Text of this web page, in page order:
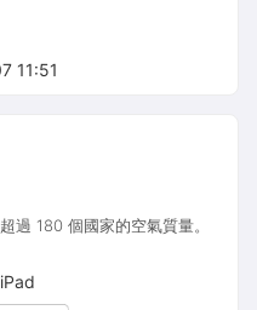
11:51
過 180 個國家的空氣質量。